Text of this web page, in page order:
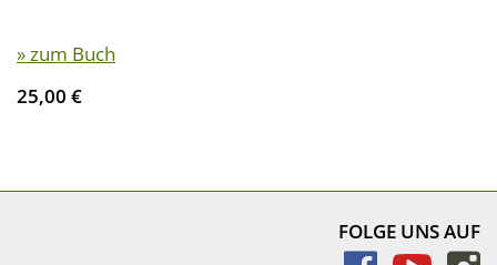
» zum Buch
25,00 €
FOLGE UNS AUF